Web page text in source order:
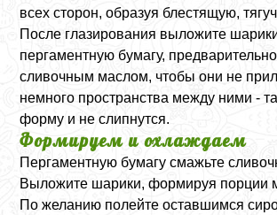
всех сторон, образуя блестящую,
После глазирования выложите
пергаментную бумагу,
сливочным маслом, чтобы они не
немного пространства между ними -
форму и не слипнутся.
Формируем и охлаждаем
Пергаментную бумагу смажьте
Выложите шарики, формируя порции
По желанию полейте оставшимся